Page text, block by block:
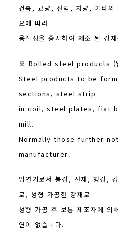
건축, 교량, 선박, 차량, 기타의
요에 따라
용접성을 중시하여 제조 된 강
※ Rolled steel products (
Steel products to be
sections, steel strip
in coil, steel plates, flat
mill.
Normally those further
manufacturer.
압연기로서 봉강, 선재, 형강,
로, 성형 가공한 강재로
성형 가공 후 보통 제조자에
연이 없습니다.